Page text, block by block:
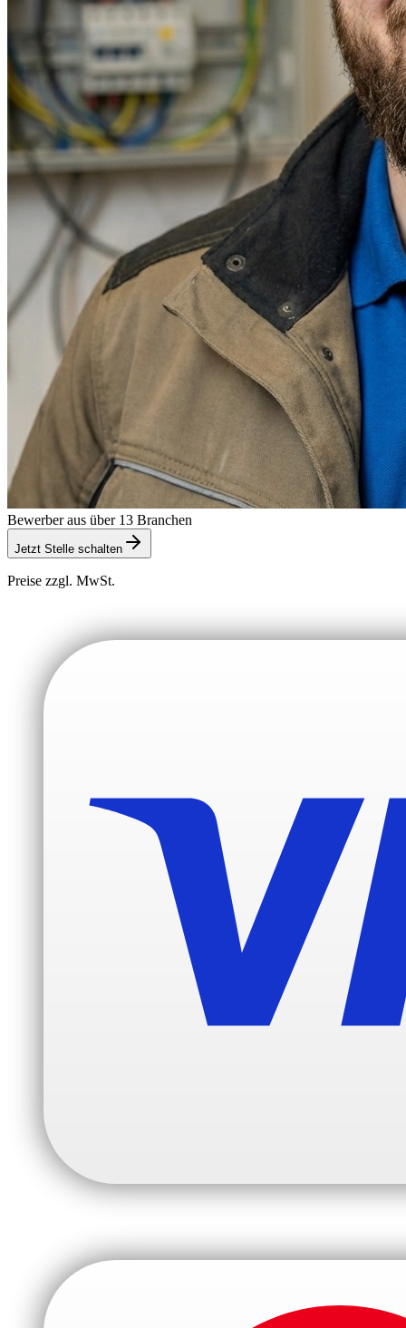
Bewerber aus über 13 Branchen
Jetzt Stelle schalten
Preise zzgl. MwSt.